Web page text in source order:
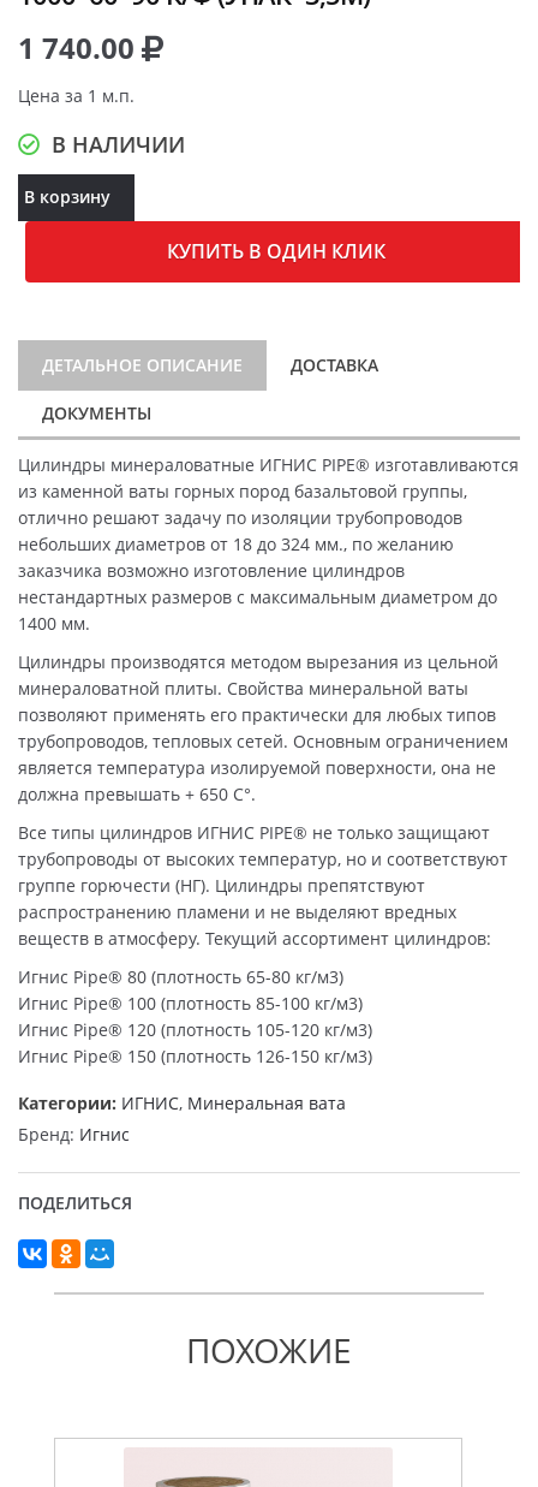
1 740.00
Цена за 1 м.п.
В НАЛИЧИИ
В корзину
КУПИТЬ В ОДИН КЛИК
ДЕТАЛЬНОЕ ОПИСАНИЕ ДОСТАВКА
ДОКУМЕНТЫ
Цилиндры минераловатные ИГНИС PIPE® изготавливаются
из каменной ваты горных пород базальтовой группы,
отлично решают задачу по изоляции трубопроводов
небольших диаметров от 18 до 324 мм., по желанию
заказчика возможно изготовление цилиндров
нестандартных размеров с максимальным диаметром до
1400 мм.
Цилиндры производятся методом вырезания из цельной
минераловатной плиты. Свойства минеральной ваты
позволяют применять его практически для любых типов
трубопроводов, тепловых сетей. Основным ограничением
является температура изолируемой поверхности, она не
должна превышать + 650 C°.
Все типы цилиндров ИГНИС PIPE® не только защищают
трубопроводы от высоких температур, но и соответствуют
группе горючести (НГ). Цилиндры препятствуют
распространению пламени и не выделяют вредных
веществ в атмосферу. Текущий ассортимент цилиндров:
Игнис Pipe® 80 (плотность 65-80 кг/м3)
Игнис Pipe® 100 (плотность 85-100 кг/м3)
Игнис Pipe® 120 (плотность 105-120 кг/м3)
Игнис Pipe® 150 (плотность 126-150 кг/м3)
Категории: ИГНИС, Минеральная вата
Бренд: Игнис
ПОДЕЛИТЬСЯ
ПОХОЖИЕ